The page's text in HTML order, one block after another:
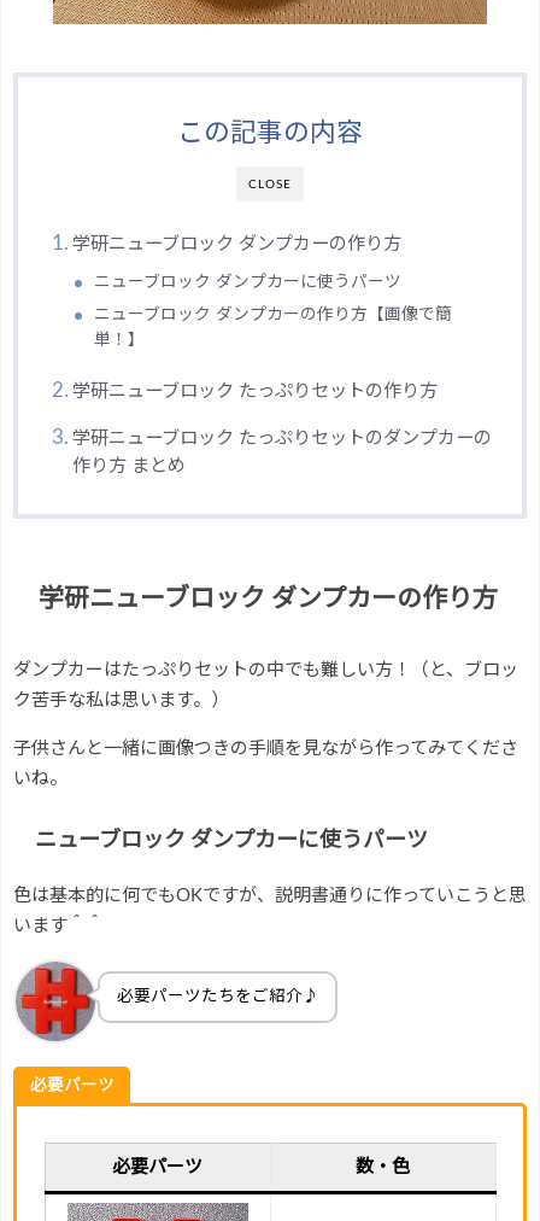
CLOSE
この記事の内容
学研ニューブロック ダンプカーの作り方
ニューブロック ダンプカーに使うパーツ
ニューブロック ダンプカーの作り方【画像で簡
単！】
学研ニューブロック たっぷりセットの作り方
学研ニューブロック たっぷりセットのダンプカーの
作り方 まとめ
学研ニューブロック ダンプカーの作り方
ダンプカーはたっぷりセットの中でも難しい方！（と、ブロッ
ク苦手な私は思います。）
子供さんと一緒に画像つきの手順を見ながら作ってみてくださ
いね。
ニューブロック ダンプカーに使うパーツ
色は基本的に何でもOKですが、説明書通りに作っていこうと思
います＾＾
必要パーツたちをご紹介♪
必要パーツ
必要パーツ 数・色